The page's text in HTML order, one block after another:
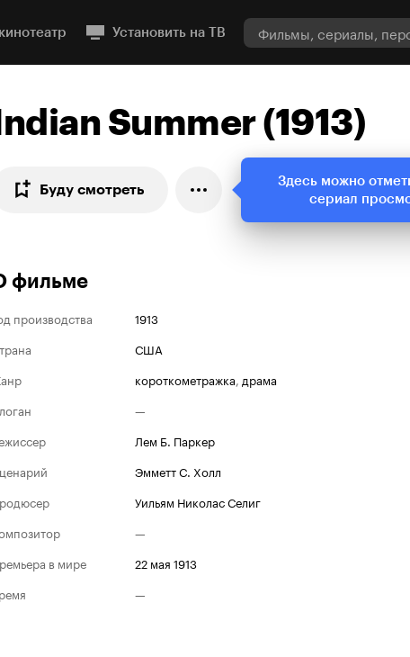
Установить на ТВ
Summer (1913)
Буду смотреть
фильме
производства
1913
США
короткометражка, драма
—
Лем Б. Паркер
Эмметт С. Холл
Уильям Николас Селиг
—
в мире
22 мая 1913
—
Здесь можно
сериал